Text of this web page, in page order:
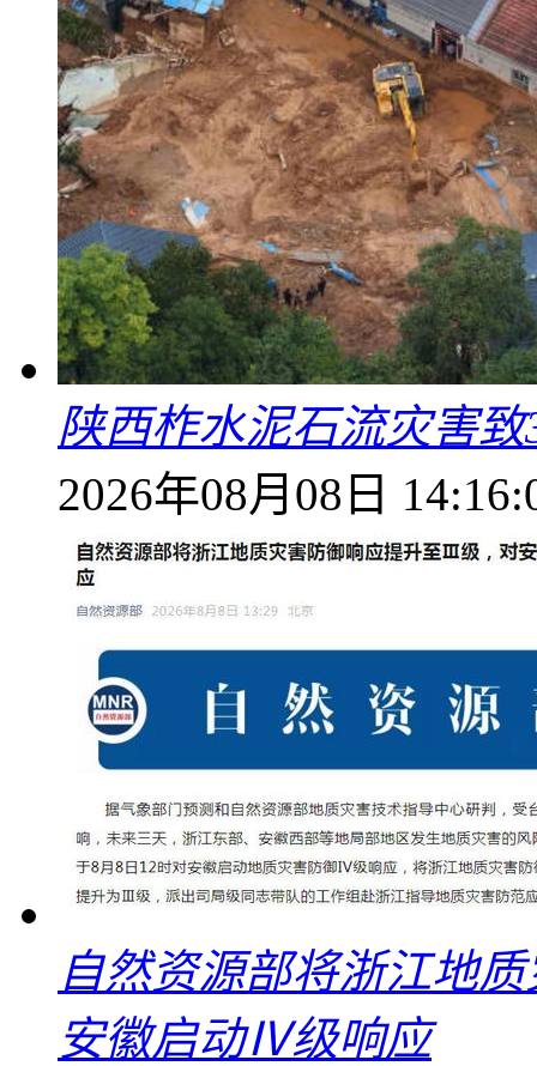
陕西柞水泥石流灾害
2026年08月08日
自然资源部将浙江地
安徽启动Ⅳ级响应